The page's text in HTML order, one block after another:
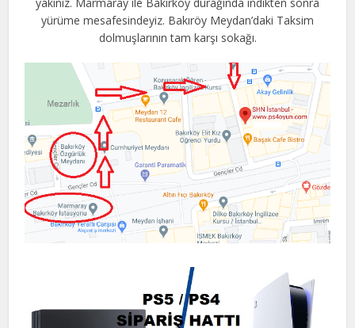
yürüme mesafesindeyiz. Bakıröy Meydan’daki Taksim
dolmuşlarının tam karşı sokağı.